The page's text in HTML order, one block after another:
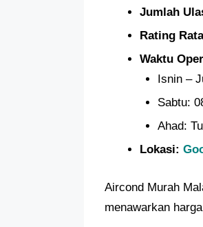
Jumlah
Rating
Waktu
Isnin –
Sabtu:
Ahad:
Lokasi:
Aircond Murah
menawarkan